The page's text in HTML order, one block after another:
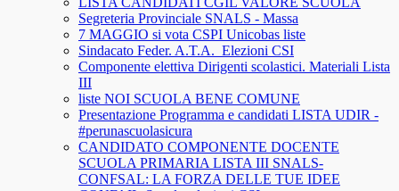
Segreteria Provinciale SNALS - Massa
7 MAGGIO si vota CSPI Unicobas liste
Sindacato Feder. A.T.A._Elezioni CSI
Componente elettiva Dirigenti scolastici. Materiali Lista
III
liste NOI SCUOLA BENE COMUNE
Presentazione Programma e candidati LISTA UDIR -
#perunascuolasicura
CANDIDATO COMPONENTE DOCENTE
SCUOLA PRIMARIA LISTA III SNALS-
CONFSAL: LA FORZA DELLE TUE IDEE